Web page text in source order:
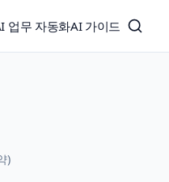
업무 자동화AI 가이드
)